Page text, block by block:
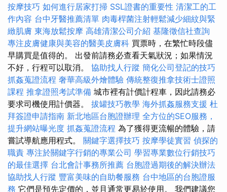
按摩技巧 如何進行居家打掃 SSL證書的重要性 清潔工的工
作內容 台中牙醫推薦清單 肉毒桿菌注射輕鬆減少細紋與緊
緻肌膚 東海放鬆按摩 高雄清潔公司介紹 基隆徵信社查詢
專注皮膚健康與美容的醫美皮膚科 買票時，在繁忙時段儘
早購買是值得的。 出發前請務必查看天氣狀況；如果情況
不好，行程可以取消。 協助找人行蹤 簡化公司登記的技巧
抓姦蒐證流程 奢華高級外燴體驗 傳統整復推拿技術士證照
課程 推拿證照考試準備 城市裡有計價計程車，因此請務必
要求司機使用計價器。 拔罐技巧教學 海外抓姦服務支援 杜
拜簽證申請指南 新北地區台胞證辦理 全方位的SEO服務，
提升網站曝光度 抓姦蒐證流程 為了獲得更流暢的體驗，請
嘗試導航應用程式。 關鍵字選擇技巧 按摩學徒實習 偵探的
職責 專注於關鍵字行銷的專業公司 學習專業數位行銷技巧
的最佳選擇 台北會計事務所推薦 台胞證過期後的解決辦法
協助找人行蹤 豐富美味的自助餐服務 台中地區的台胞證服
務 它們是預先定價的，並且通常更易於使用。 我們建議您